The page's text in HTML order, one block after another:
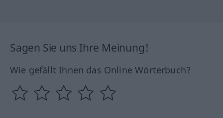
Sagen Sie uns Ihre Meinung!
Wie gefällt Ihnen das Online Wörterbuch?